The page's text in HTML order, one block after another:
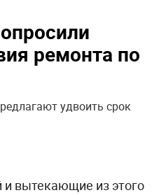
ремонта по
удвоить срок
и вытекающие из этого